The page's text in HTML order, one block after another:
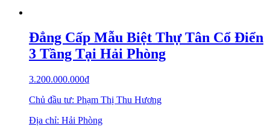
Đẳng Cấp Mẫu Biệt Thự Tân Cổ Điển
3 Tầng Tại Hải Phòng
3.200.000.000₫
Chủ đầu tư: Phạm Thị Thu Hương
Địa chỉ: Hải Phòng